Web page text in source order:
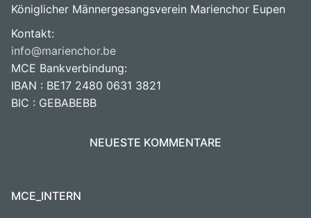
Königlicher Männergesangsverein Marienchor Eupen
Kontakt:
info@marienchor.be
MCE Bankverbindung:
IBAN : BE17 2480 0631 3821
BIC : GEBABEBB
NEUESTE KOMMENTARE
MCE_INTERN